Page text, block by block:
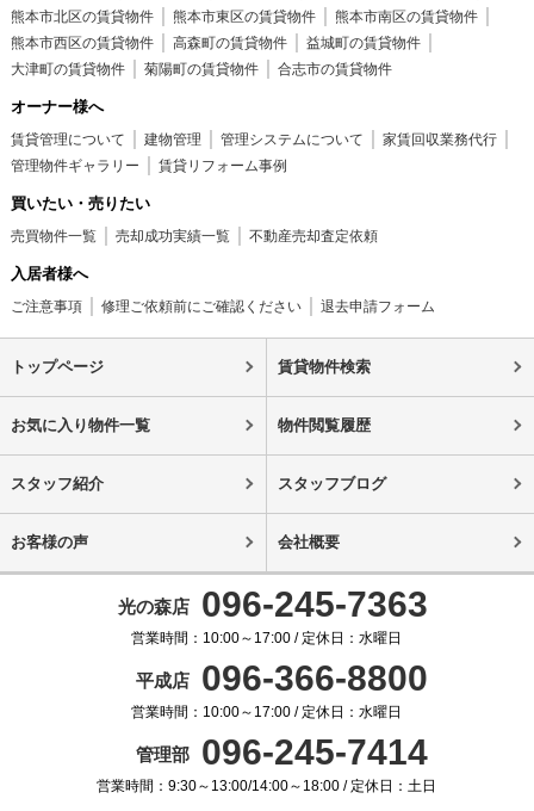
熊本市北区の賃貸物件
熊本市東区の賃貸物件
熊本市南区の賃貸物件
熊本市西区の賃貸物件
高森町の賃貸物件
益城町の賃貸物件
大津町の賃貸物件
菊陽町の賃貸物件 合志市の賃貸物件
オーナー様へ
賃貸管理について 建物管理 管理システムについて
家賃回収業務代行
管理物件ギャラリー
賃貸リフォーム事例
買いたい・売りたい
売買物件一覧 売却成功実績一覧 不動産売却査定依頼
入居者様へ
ご注意事項 修理ご依頼前にご確認ください 退去申請フォーム
トップページ 賃貸物件検索
お気に入り物件一覧 物件閲覧履歴
スタッフ紹介 スタッフブログ
お客様の声 会社概要
光の森店 096-245-7363
営業時間：10:00～17:00 / 定休日：水曜日
平成店 096-366-8800
営業時間：10:00～17:00 / 定休日：水曜日
管理部 096-245-7414
営業時間：9:30～13:00/14:00～18:00 / 定休日：土日